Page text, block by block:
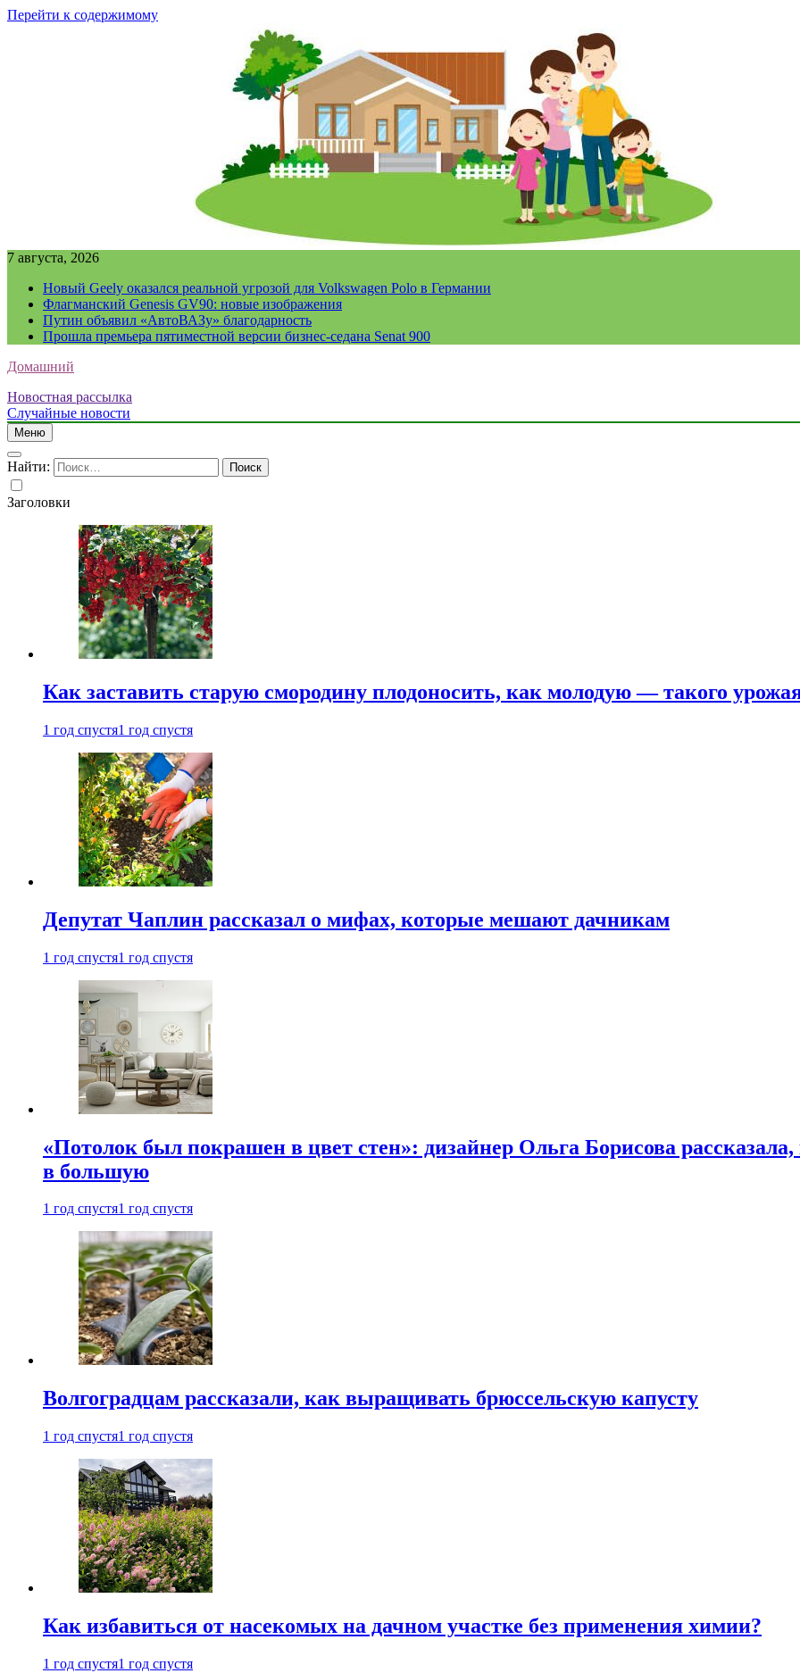
Перейти к содержимому
7 августа, 2026
Новый Geely оказался реальной угрозой для Volkswagen Polo в Германии
Флагманский Genesis GV90: новые изображения
Путин объявил «АвтоВАЗу» благодарность
Прошла премьера пятиместной версии бизнес-седана Senat 900
Домашний
Новостная рассылка
Случайные новости
Меню
Найти:
Заголовки
Как заставить старую смородину плодоносить, как молодую — такого
1 год спустя1 год спустя
Депутат Чаплин рассказал о мифах, которые мешают дачникам
1 год спустя1 год спустя
«Потолок был покрашен в цвет стен»: дизайнер Ольга Борисова
в большую
1 год спустя1 год спустя
Волгоградцам рассказали, как выращивать брюссельскую капусту
1 год спустя1 год спустя
Как избавиться от насекомых на дачном участке без применения химии?
1 год спустя1 год спустя